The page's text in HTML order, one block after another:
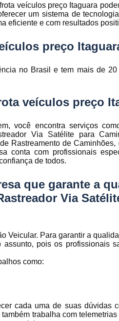
Empresa
Empresa de
Gestão
Gestão de
veículos preço Itaguara
um sistema de
eficiente e com resultados
preço
no Brasil e tem mais de
veículos preço
você encontra serviços
Via Satélite para
Rastreamento de Caminhões,
conta com profissionais
de todos.
que garante a
Via
Veicular. Para garantir a
pois os profissionais
como:
cada uma de suas dúvidas
trabalha com